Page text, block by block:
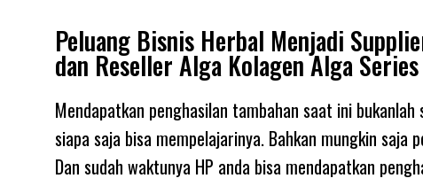
Peluang Bisnis Herbal Menjadi
dan Reseller Alga Kolagen Alga Series
Mendapatkan penghasilan tambahan saat ini
siapa saja bisa mempelajarinya. Bahkan mungkin
Dan sudah waktunya HP anda bisa mendapatkan